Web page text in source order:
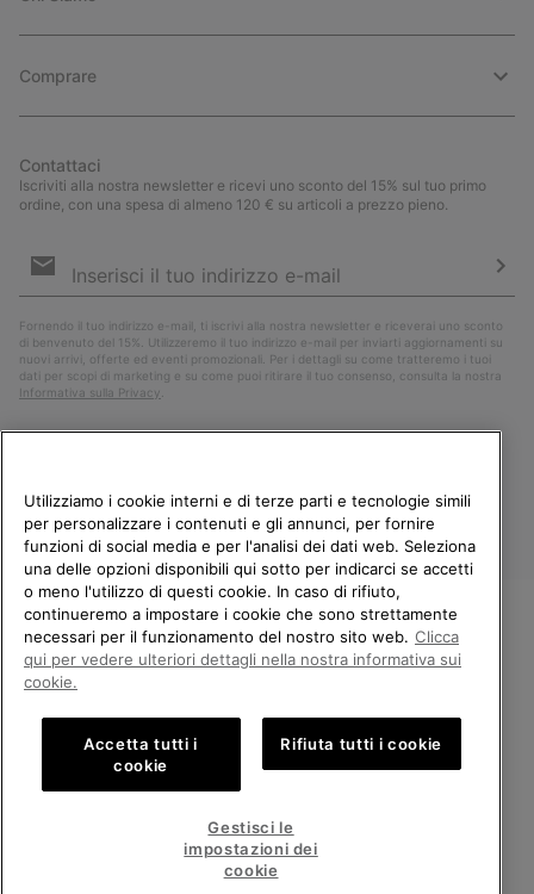
Comprare
Contattaci
Iscriviti alla nostra newsletter e ricevi uno sconto del 15% sul tuo primo
ordine, con una spesa di almeno 120 € su articoli a prezzo pieno.
e-
Fornendo il tuo indirizzo e-mail, ti iscrivi alla nostra newsletter e riceverai uno sconto
di benvenuto del 15%. Utilizzeremo il tuo indirizzo e-mail per inviarti aggiornamenti su
nuovi arrivi, offerte ed eventi promozionali. Per i dettagli su come tratteremo i tuoi
dati per scopi di marketing e su come puoi ritirare il tuo consenso, consulta la nostra
Informativa sulla Privacy
Italia
©2026Columbia Sportswear Company. Avenue des Morgines, 12 1213
Petit-Lancy Switzerland. Tutti i diritti riservati.
Politica sulla privacy Termini di utilizzo
Condizioni Generali di Vendita
Public CBCR
Servizio clienti: Lun. - Ven. 9:00 - 13:00 & 14:00 - 18:00
BENVENUTO/A IN SOREL.
SELEZIONA IL TUO PAESE DI
Shopping online disponibile
Utilizziamo i cookie interni e di terze parti e tecnologie simili
per personalizzare i contenuti e gli annunci, per fornire
funzioni di social media e per l'analisi dei dati web. Seleziona
una delle opzioni disponibili qui sotto per indicarci se accetti
o meno l'utilizzo di questi cookie. In caso di rifiuto,
continueremo a impostare i cookie che sono strettamente
necessari per il funzionamento del nostro sito web. Clicca
qui per vedere ulteriori dettagli nella nostra informativa sui
cookie.
Accetta tutti i
cookie
Rifiuta tutti i cookie
Gestisci le
impostazioni dei
cookie